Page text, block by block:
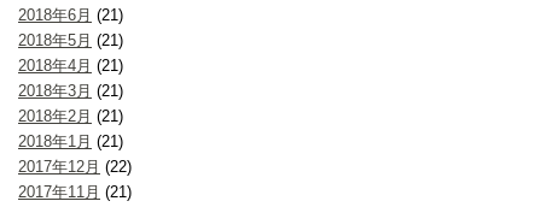
2018年6月 (21)
2018年5月 (21)
2018年4月 (21)
2018年3月 (21)
2018年2月 (21)
2018年1月 (21)
2017年12月 (22)
2017年11月 (21)